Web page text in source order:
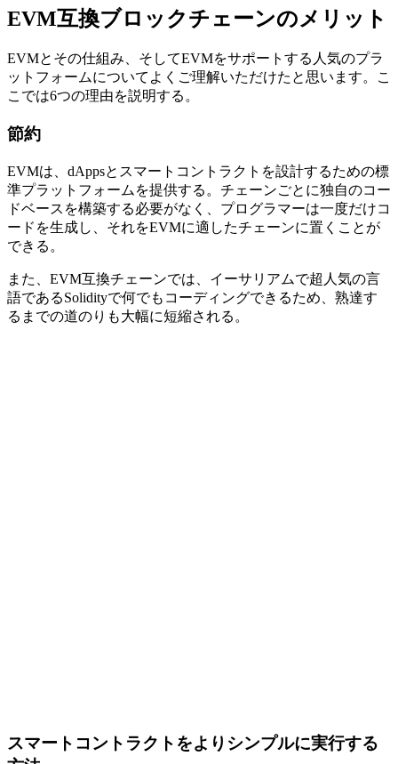
EVM互換ブロックチェーンのメリット
EVMとその仕組み、そしてEVMをサポートする人気のプラ
ットフォームについてよくご理解いただけたと思います。こ
こでは6つの理由を説明する。
節約
EVMは、dAppsとスマートコントラクトを設計するための標
準プラットフォームを提供する。チェーンごとに独自のコー
ドベースを構築する必要がなく、プログラマーは一度だけコ
ードを生成し、それをEVMに適したチェーンに置くことが
できる。
また、EVM互換チェーンでは、イーサリアムで超人気の言
語であるSolidityで何でもコーディングできるため、熟達す
るまでの道のりも大幅に短縮される。
スマートコントラクトをよりシンプルに実行する